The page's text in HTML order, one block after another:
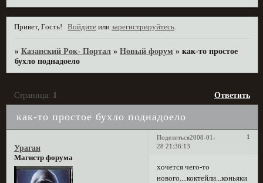
Привет, Гость! Войдите илизарегистрируйтесь.
»Казанский Рок- Портал »Новый форум »как-то простое
бухло поднадоело
как-то простое бухло поднадоело
Страница: 1 Ответить
Поделиться 1
2008-01-
28 21:36:13
Ураган
Магистр форума
хочется чего-то
нового....коктейли...коньяки